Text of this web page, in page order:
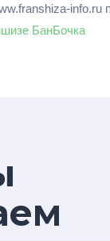
info.ru
БанБочка